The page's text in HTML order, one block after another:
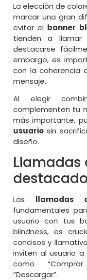
La elección de
marcar una gran
evitar el banner
tienden a
destacarse
embargo, es
con la coherencia
mensaje.
Al elegir
complementen tu
más importante,
usuariosin
diseño.
Llamadas
Las llamadas
fundamentales
usuario con tus
blindness, es
concisos y
inviten al usuario
como
“Descargar”.